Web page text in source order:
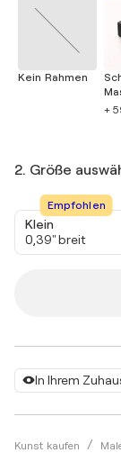
In Ihrem
Kunst kaufen
Kein Rahmen
+
2. Größe
Empfohlen
Klein
0,39" breit